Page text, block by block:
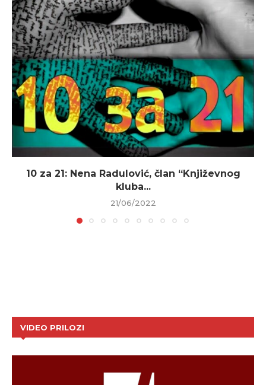
10 za 21: Nena Radulović, član “Književnog
kluba...
21/06/2022
VIDEO PRILOZI